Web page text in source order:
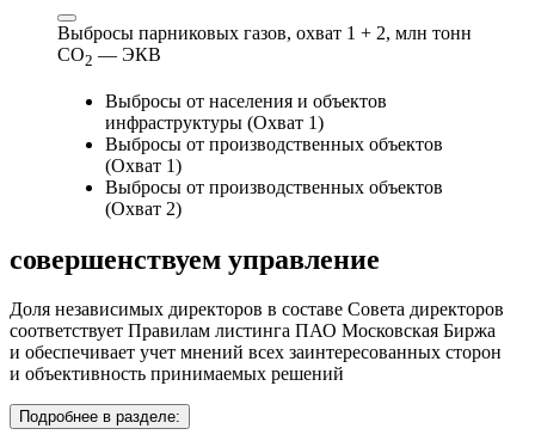
Выбросы парниковых газов, охват 1 + 2, млн тонн
СО2 — ЭКВ
Выбросы от населения и объектов
инфраструктуры (Охват 1)
Выбросы от производственных объектов
(Охват 1)
Выбросы от производственных объектов
(Охват 2)
совершенствуем управление
Доля независимых директоров в составе Совета директоров
соответствует Правилам листинга ПАО Московская Биржа
и обеспечивает учет мнений всех заинтересованных сторон
и объективность принимаемых решений
Подробнее в разделе: